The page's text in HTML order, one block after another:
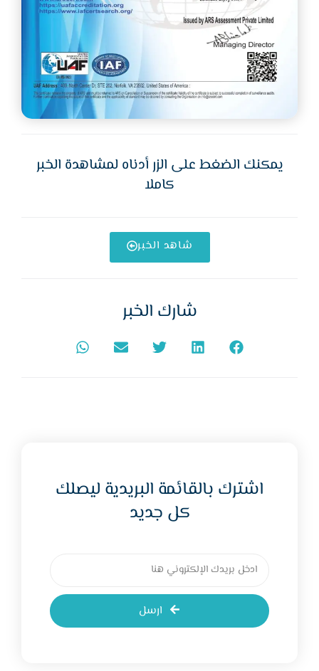
يمكنك الضغط على الزر أدناه لمشاهدة الخبر
كاملا
شاهد الخبر
شارك الخبر
اشترك بالقائمة البريدية ليصلك
كل جديد
ارسل